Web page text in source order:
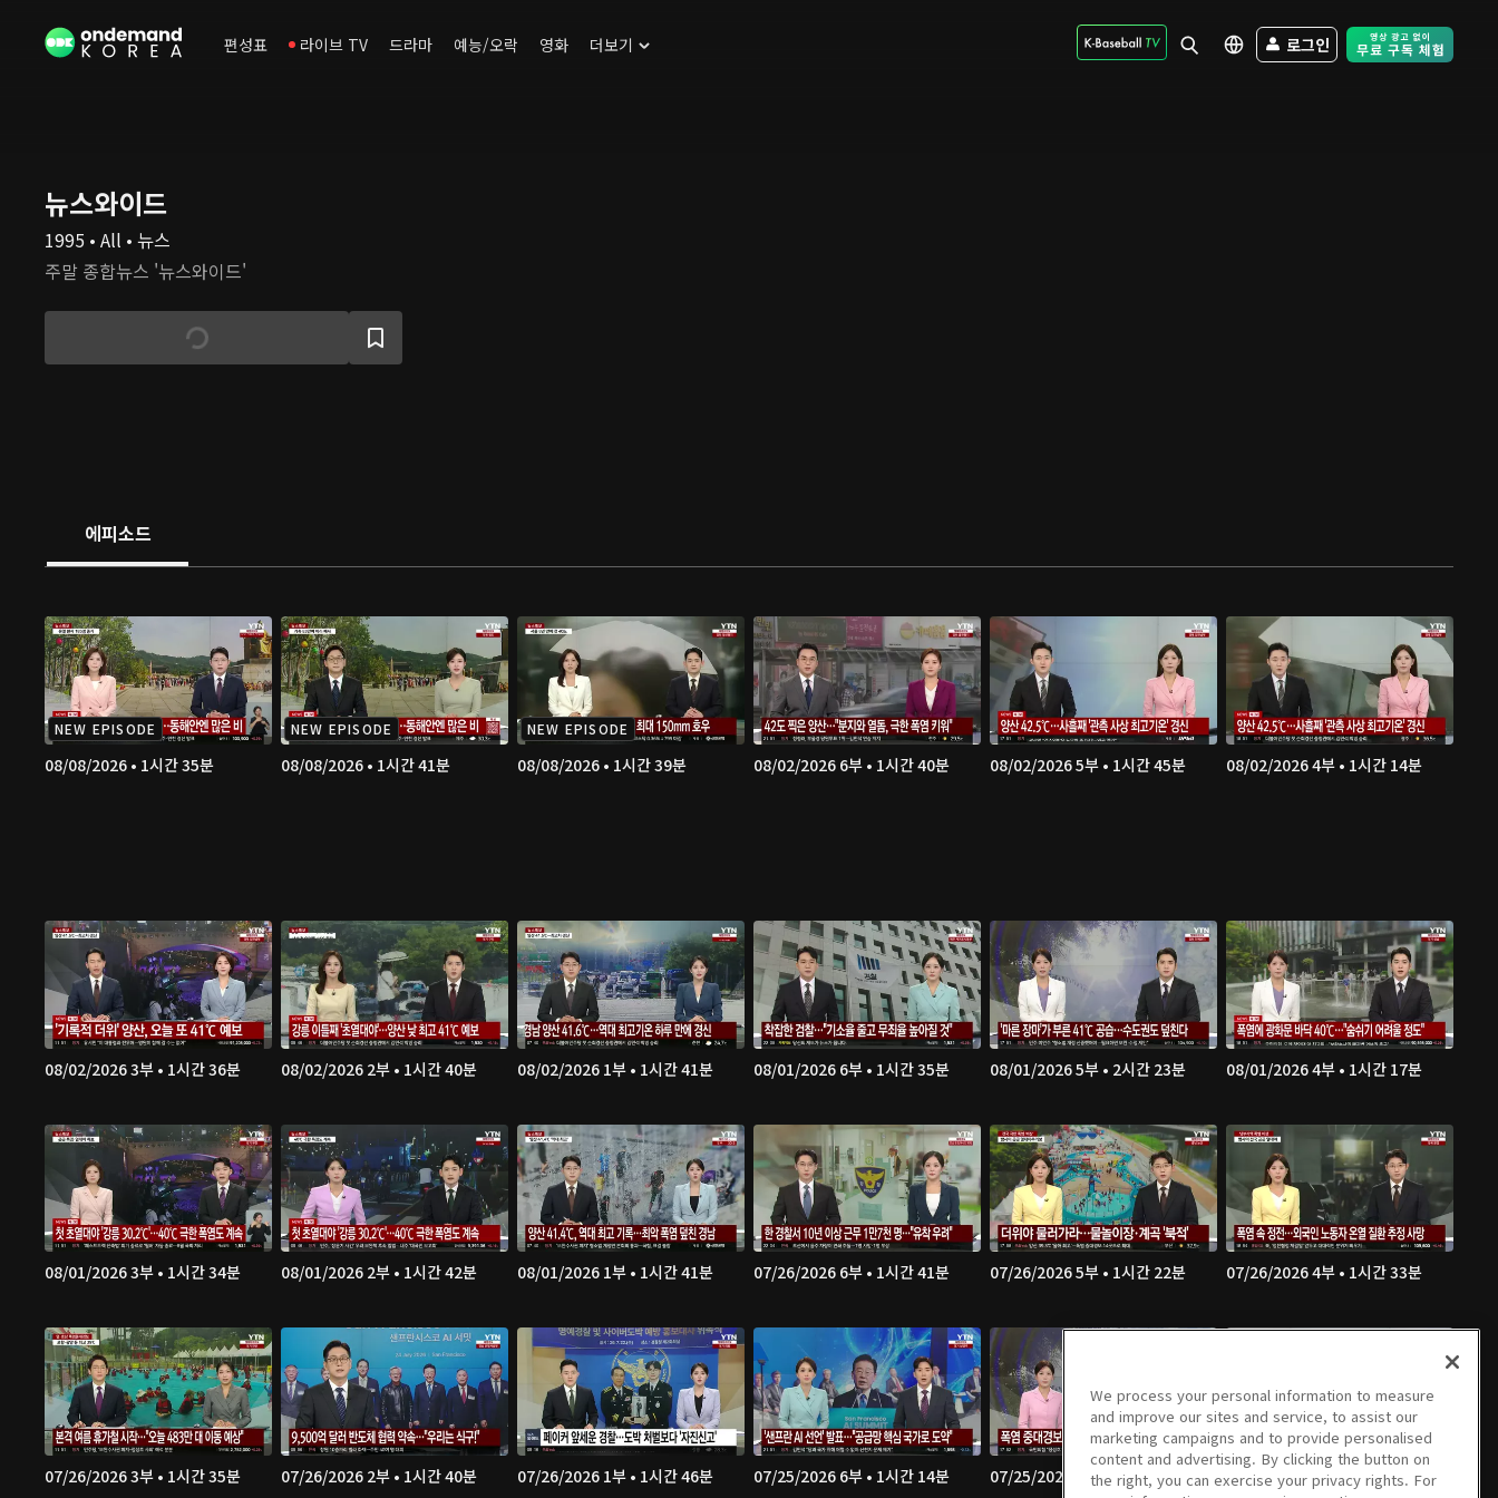
편성표 라이브 TV 드라마 예능/오락 영화 더보기 로그인 Free Trial -
뉴스와이드
1995 • All • 뉴스
주말 종합뉴스 '뉴스와이드'
에피소드
NEW EPISODE
08/08/2026 • 1시간 35분
NEW EPISODE
08/08/2026 • 1시간 41분
NEW EPISODE
08/08/2026 • 1시간 39분 08/02/2026 6부 • 1시간 40분 08/02/2026 5부 • 1시간 45분 08/02/2026 4부 • 1시간 14분
08/02/2026 3부 • 1시간 36분 08/02/2026 2부 • 1시간 40분 08/02/2026 1부 • 1시간 41분 08/01/2026 6부 • 1시간 35분 08/01/2026 5부 • 2시간 23분 08/01/2026 4부 • 1시간 17분
08/01/2026 3부 • 1시간 34분 08/01/2026 2부 • 1시간 42분 08/01/2026 1부 • 1시간 41분 07/26/2026 6부 • 1시간 41분 07/26/2026 5부 • 1시간 22분 07/26/2026 4부 • 1시간 33분
07/26/2026 3부 • 1시간 35분 07/26/2026 2부 • 1시간 40분 07/26/2026 1부 • 1시간 46분 07/25/2026 6부 • 1시간 14분 07/25/2026 5부 • 1시간 17분 07/25/2026 4부 • 1시간 34분
We process your personal information to measure
and improve our sites and service, to assist our
marketing campaigns and to provide personalised
content and advertising. By clicking the button on
the right, you can exercise your privacy rights. For